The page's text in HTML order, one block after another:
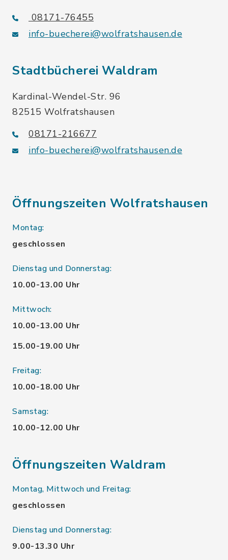
08171-76455
info-buecherei@wolfratshausen.de
Stadtbücherei Waldram
Kardinal-Wendel-Str. 96
82515 Wolfratshausen
08171-216677
info-buecherei@wolfratshausen.de
Öffnungszeiten Wolfratshausen
Montag:
geschlossen
Dienstag und Donnerstag:
10.00-13.00 Uhr
Mittwoch:
10.00-13.00 Uhr
15.00-19.00 Uhr
Freitag:
10.00-18.00 Uhr
Samstag:
10.00-12.00 Uhr
Öffnungszeiten Waldram
Montag, Mittwoch und Freitag:
geschlossen
Dienstag und Donnerstag:
9.00-13.30 Uhr